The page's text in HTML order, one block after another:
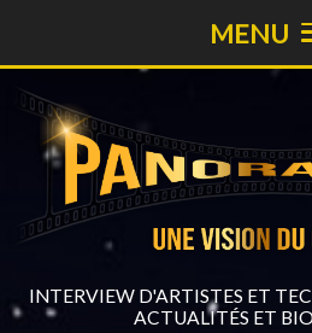
INTERVIEW D'ARTISTES ET
ACTUALITÉS ET
MENU